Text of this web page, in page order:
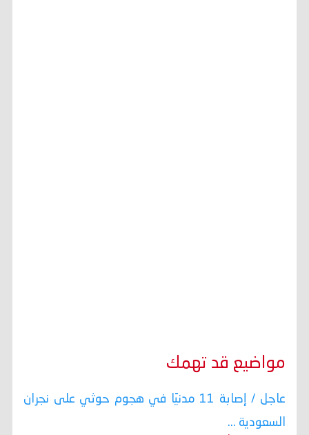
مواضيع قد تهمك
عاجل / إصابة 11 مدنيًا في هجوم حوثي على نجران
السعودية ...